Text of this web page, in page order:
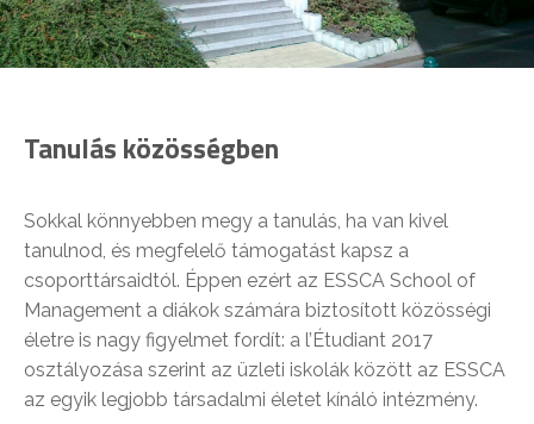
Tanulás közösségben
Sokkal könnyebben megy a tanulás, ha van kivel
tanulnod, és megfelelő támogatást kapsz a
csoporttársaidtól. Éppen ezért az ESSCA School of
Management a diákok számára biztosított közösségi
életre is nagy figyelmet fordít: a l’Étudiant 2017
osztályozása szerint az üzleti iskolák között az ESSCA
az egyik legjobb társadalmi életet kínáló intézmény.